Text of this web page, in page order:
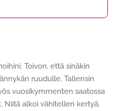
Toivon, että sinäkin
ruudulle. Tallensin
vuosikymmenten saatossa
Niitä alkoi vähitellen kertyä.